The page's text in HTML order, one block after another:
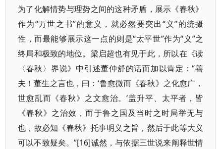
为了化解情势与理势之间的这种矛盾，展示《春秋》
作为“万世之书”的意义，就必然要突出“义”的统摄
性，而最能够展示这一点的则是“太平世”作为“义”之
终局和极致的地位。梁启超也有见于此，所以在《读
〈春秋〉界说》中引述董仲舒的话而加以肯定：“善
夫！董生之言也，曰：‘鲁愈微而《春秋》之化愈广，
世愈乱而《春秋》之文愈治。’盖升平、太平者，皆
《春秋》之治效，而于鲁之国及当时之时局举无与
也，故必知《春秋》托事明义之旨，然后于此等大义
可以不致疑矣。”[16]诚然，与依据三世说来阐释世情